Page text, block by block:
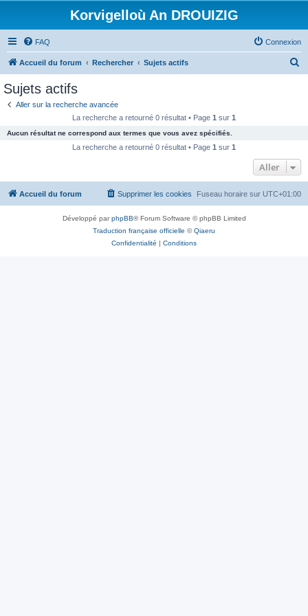
Korvigelloù An DROUIZIG
FAQ Connexion
Accueil du forum Rechercher Sujets actifs
c
e
Sujets actifs
Aller sur la recherche avancée
La recherche a retourné 0 résultat • Page 1 sur 1
Aucun résultat ne correspond aux termes que vous avez spécifiés.
La recherche a retourné 0 résultat • Page 1 sur 1
Aller
Accueil du forum Fuseau horaire sur UTC+01:00
Supprimer les cookies
Développé parphpBB® Forum Software © phpBB Limited
Traduction française officielle ©Qiaeru
Confidentialité | Conditions